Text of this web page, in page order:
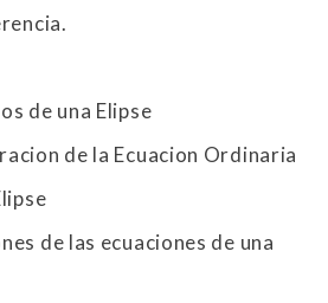
de una Elipse
de la Ecuacion Ordinaria
de las ecuaciones de una